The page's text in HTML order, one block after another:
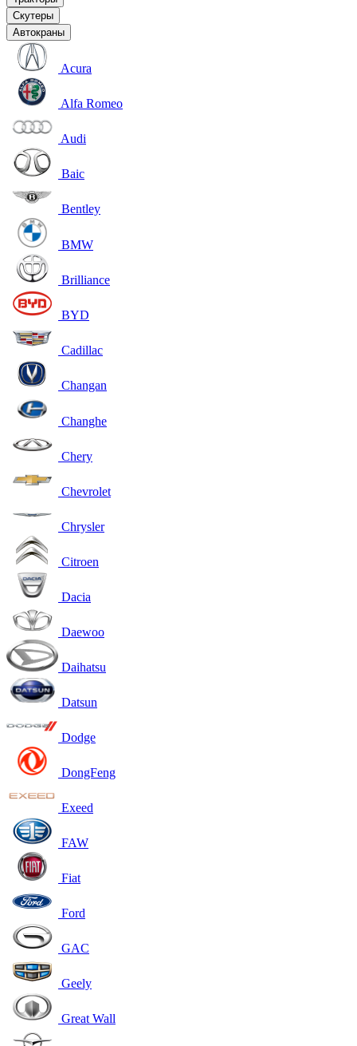
Скутеры
Автокраны
Acura
Alfa Romeo
Audi
Baic
Bentley
BMW
Brilliance
BYD
Cadillac
Changan
Changhe
Chery
Chevrolet
Chrysler
Citroen
Dacia
Daewoo
Daihatsu
Datsun
Dodge
DongFeng
Exeed
FAW
Fiat
Ford
GAC
Geely
Great Wall